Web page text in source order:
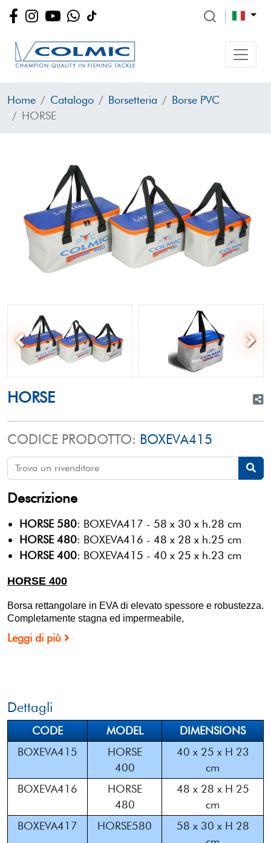
Home Catalogo Borsetteria
Borse PVC
HORSE
HORSE
CODICE PRODOTTO: BOXEVA415
Descrizione
HORSE 580: BOXEVA417 - 58 x 30 x h.28 cm
HORSE 480: BOXEVA416 - 48 x 28 x h.25 cm
HORSE 400: BOXEVA415 - 40 x 25 x h.23 cm
HORSE 400
Borsa rettangolare in EVA di elevato spessore e robustezza.
Completamente stagna ed impermeabile,
Leggi di più
Dettagli
CODE MODEL
DIMENSIONS
BOXEVA415
HORSE
400
40 x 25 x H 23
cm
BOXEVA416
HORSE
480
48 x 28 x H 25
cm
BOXEVA417
HORSE580
58 x 30 x H 28